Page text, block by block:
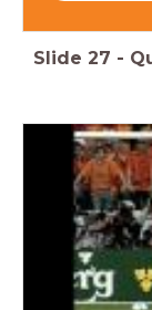
Slide 27 -